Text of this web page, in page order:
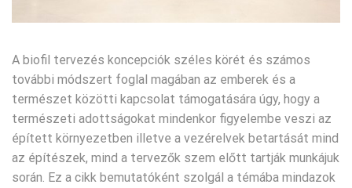
A biofil tervezés koncepciók széles körét és számos
további módszert foglal magában az emberek és a
természet közötti kapcsolat támogatására úgy, hogy a
természeti adottságokat mindenkor figyelembe veszi az
épített környezetben illetve a vezérelvek betartását mind
az építészek, mind a tervezők szem előtt tartják munkájuk
során. Ez a cikk bemutatóként szolgál a témába mindazok